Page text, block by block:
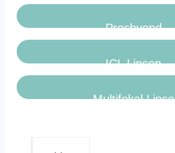
Presbyond
ICL Linsen
Multifokal Linse